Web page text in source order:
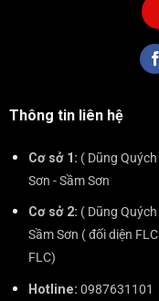
Thông tin liên hệ
Cơ sở 1: ( Dũng
Sơn - Sầm Sơn
Cơ sở 2: ( Dũng
Sầm Sơn ( đối diện
FLC)
Hotline: 0987631101